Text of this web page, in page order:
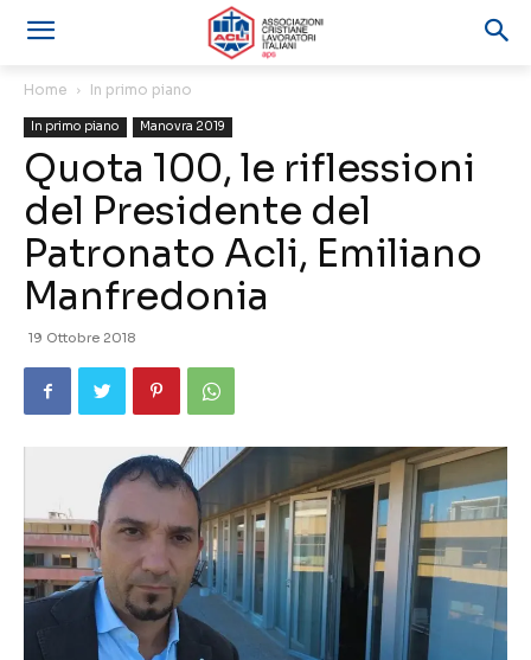
Home In primo piano
In primo piano Manovra 2019
Quota 100, le riflessioni
del Presidente del
Patronato Acli, Emiliano
Manfredonia
19 Ottobre 2018